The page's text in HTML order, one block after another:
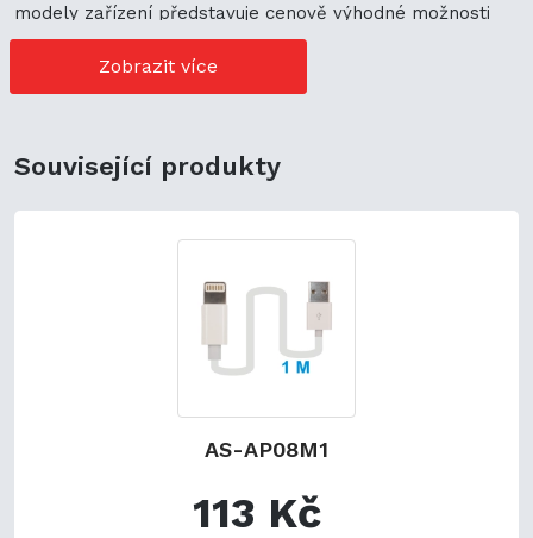
modely zařízení představuje cenově výhodné možnosti
nákupu. Její univerzální použití navíc podporuje
ekologickou udržitelnost a zaručuje flexibilitu.
Zobrazit více
Související produkty
AS-AP08M1
113 Kč